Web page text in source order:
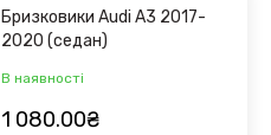
Бризковики Audi A3 2017-
2020 (седан)
В наявності
1 080.00₴